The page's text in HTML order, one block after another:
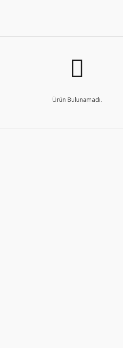
Ürün Bulunamadı.